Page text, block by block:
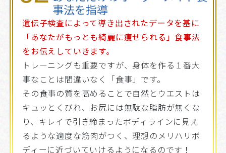
事法を指導
遺伝子検査によって導き出されたデータを基に
「あなたがもっとも綺麗に痩せられる」食事法
をお伝えしていきます。
トレーニングも重要ですが、身体を作る１番大
事なことは間違いなく「食事」です。
その食事の質を高めることで自然とウエストは
キュッとくびれ、お尻には無駄な脂肪が無くな
り、キレイで引き締まったボディラインに見え
るような適度な筋肉がつく、理想のメリハリボ
ディーに近づいていけるようになるのです！